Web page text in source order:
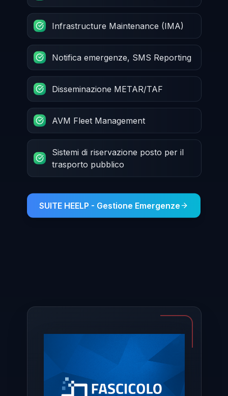
Infrastructure Maintenance (IMA)
Notifica emergenze, SMS Reporting
Disseminazione METAR/TAF
AVM Fleet Management
Sistemi di riservazione posto per il
trasporto pubblico
SUITE HEELP - Gestione Emergenze